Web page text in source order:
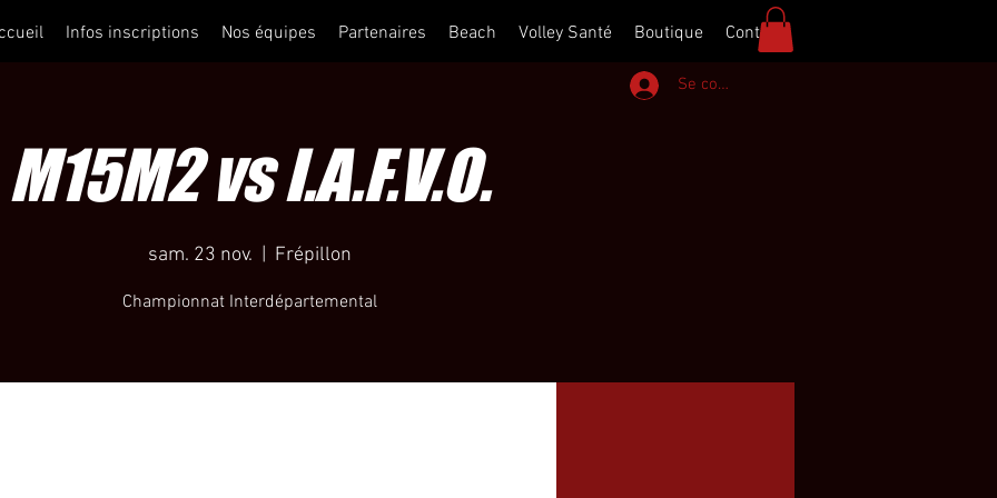
Infos inscriptions Nos équipes Partenaires Beach Volley Santé Boutique Contact
Se connecter
M15M2 vs I.A.F.V.O.
sam. 23 nov. Frépillon
Championnat Interdépartemental